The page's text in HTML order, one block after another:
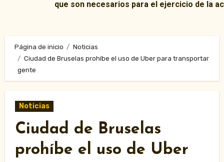
que son necesarios para el ejercicio de la
Página de inicio
Noticias
Ciudad de Bruselas prohíbe el uso de Uber para transportar
gente
Noticias
Ciudad de Bruselas
prohíbe el uso de Uber